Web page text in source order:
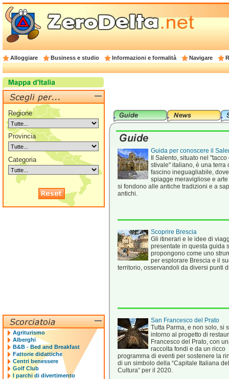
Alloggiare Business e studio Informazioni e formalità Navigare
Guida per conoscere il
Il Salento, situato nel
stivale" italiano, è una terra
fascino ineguagliabile, dove
spiagge meravigliose e
si fondono alle antiche tradizioni e a
antichi.
Scoprire Brescia
Gli itinerari e le idee di
presentate in questa guida
propongono come uno
per esplorare Brescia e il
territorio, osservandoli da diversi punti
San Francesco del Prato
Tutta Parma, e non solo, si
intorno al progetto di
Francesco del Prato, con
raccolta fondi e da un ricco
programma di eventi per sostenere la
di un simbolo della “Capitale Italiana
Cultura” per il 2020.
Regione
Provincia
Categoria
Agriturismo
Alberghi
B&B - Bed and Breakfast
Fattorie didattiche
Centri benessere
Golf Club
I parchi di divertimento